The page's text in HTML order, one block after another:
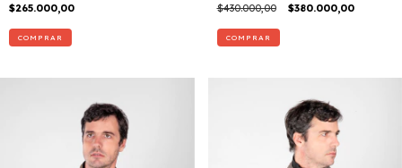
$265.000,00
COMPRAR
$430.000,00 $380.000,00
COMPRAR